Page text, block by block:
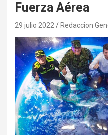
Fuerza Aérea
29 julio 2022 Redaccion